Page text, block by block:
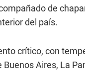
de
del país.
crítico, con
Buenos Aires, La